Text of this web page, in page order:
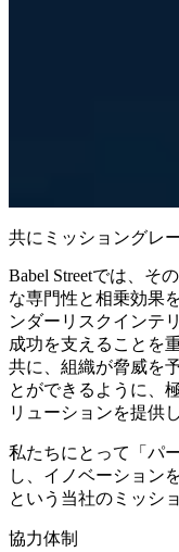
共にミッショングレ
Babel Streetでは、そ
な専門性と相乗効果
ンダーリスクインテ
成功を支えることを
共に、組織が脅威を
とができるように、
リューションを提供
私たちにとって「パ
し、イノベーション
という当社のミッシ
協力体制